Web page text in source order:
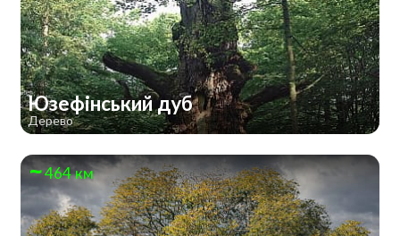
Юзефінський дуб
Дерево
464 км